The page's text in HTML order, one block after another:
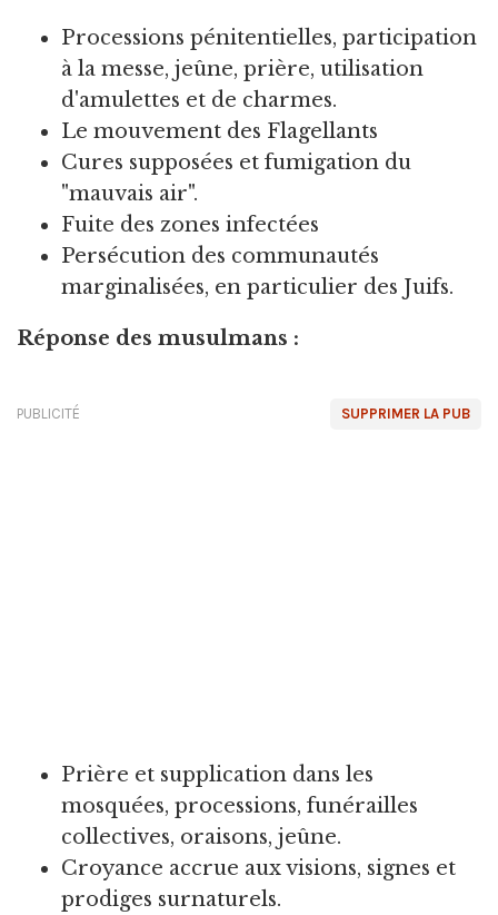
Processions pénitentielles, participation
à la messe, jeûne, prière, utilisation
d'amulettes et de charmes.
Le mouvement des Flagellants
Cures supposées et fumigation du
"mauvais air".
Fuite des zones infectées
Persécution des communautés
marginalisées, en particulier des Juifs.
Réponse des musulmans :
SUPPRIMER LA PUB
PUBLICITÉ
Prière et supplication dans les
mosquées, processions, funérailles
collectives, oraisons, jeûne.
Croyance accrue aux visions, signes et
prodiges surnaturels.